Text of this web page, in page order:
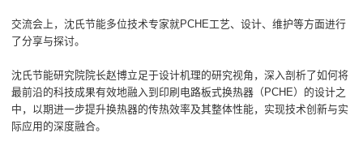
交流会上，沈氏节能多位技术专家就PCHE工艺、设计、维护等方面进行
了分享与探讨。
沈氏节能研究院院长赵博立足于设计机理的研究视角，深入剖析了如何将
最前沿的科技成果有效地融入到印刷电路板式换热器（PCHE）的设计之
中，以期进一步提升换热器的传热效率及其整体性能，实现技术创新与实
际应用的深度融合。